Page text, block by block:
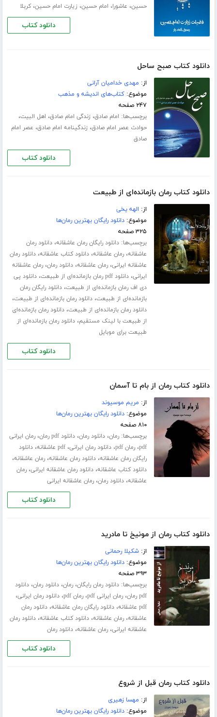
حسین، عاشورا، امام حسین، زیارت امام حسین،کربلا
دانلود کتاب
دانلود کتاب صبح ساحل
از: مهدی خدامیان آرانی
موضوع:کتاب‌های اندیشه و مذهب
۲۴۷ صفحه
برچسب‌ها: امام صادق، زندگی امام صادق، اهل البیت،
حوادث عصر امام صادق، زندگینامه امام صادق، عصر امام
صادق
دانلود کتاب
دانلود کتاب رمان بازمانده‌ای از طبیعت
از: الهه یخی
موضوع:دانلود رایگان بهترین رمان‌ها
۳۲۵ صفحه
برچسب‌ها:دانلود رایگان رمان عاشقانه،دانلود رمان
عاشقانه،رمان عاشقانه،دانلود کتاب عاشقانه،دانلود رمان
عاشقانه ایرانی،رمان عاشقانه،دانلود رمان،رمان عاشقانه
ایرانی،دانلود pdf رمان بازمانده‌ای از طبیعت ،دانلود پی
دی اف رمان بازمانده‌ای از طبیعت،دانلود رایگان رمان
بازمانده‌ای از طبیعت،دانلود رمان بازمانده‌ای از طبیعت،
دانلود رمان بازمانده‌ای از طبیعت،دانلود رمان بازمانده‌ای
از طبیعت با لینک مستقیم،دانلود رمان بازمانده‌ای از
طبیعت برای موبایل
دانلود کتاب
دانلود کتاب رمان از بام تا آسمان
از: مریم موسیوند
موضوع:دانلود رایگان بهترین رمان‌ها
۸۱۰ صفحه
برچسب‌ها:رمان،دانلود رمان،دانلود pdf رمان ،رمان ایرانی
pdf،رمان pdf ،دانلود رمان ایرانی،pdf عاشقانه ،دانلود
رایگان رمان عاشقانه،دانلود رمان عاشقانه،رمان عاشقانه،
دانلود کتاب عاشقانه،دانلود رمان عاشقانه ایرانی،رمان
عاشقانه،دانلود رمان،رمان عاشقانه ایرانی
دانلود کتاب
دانلود کتاب رمان از مونیخ تا مادرید
از:شکیلا رحمانی
موضوع:دانلود رایگان بهترین رمان‌ها
۳۹۳ صفحه
برچسب‌ها:دانلود رمان رایگان،رمان،دانلود رمان،دانلود
pdf رمان
،رمان ایرانی pdf ،رمان pdf ،دانلود رمان ایرانی،
pdf عاشقانه ،دانلود رایگان رمان عاشقانه،دانلود رمان
عاشقانه،رمان عاشقانه،دانلود کتاب عاشقانه،دانلود رمان
عاشقانه ایرانی،رمان عاشقانه،دانلود رمان
دانلود کتاب
دانلود کتاب رمان قبل از شروع
از: مهسا زهیری
موضوع:دانلود رایگان بهترین رمان‌ها